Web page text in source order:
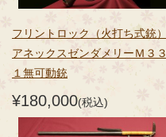
フリントロック（火打ち式銃）
アネックスゼンダメリーＭ３３
１無可動銃
¥180,000(税込)